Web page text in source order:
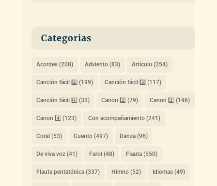
Categorias
Acordes(208) Adviento(83) Artículo(254)
Canción fácil 2️⃣ (199) Canción fácil 3️⃣ (117)
Canción fácil 4️⃣ (33) Canon 2️⃣ (79) Canon 3️⃣ (196)
Canon 4️⃣ (123) Con acompañamiento(241)
Coral (53) Cuento(497) Danza(96)
De viva voz(41) Farol (48) Flauta(550)
Flauta pentatónica(337) Himno(52) Idiomas(49)